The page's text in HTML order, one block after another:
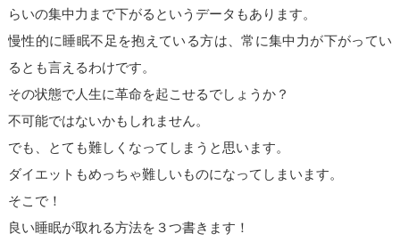
らいの集中力まで下がるというデータもあります。
慢性的に睡眠不足を抱えている方は、常に集中力が下がってい
るとも言えるわけです。
その状態で人生に革命を起こせるでしょうか？
不可能ではないかもしれません。
でも、とても難しくなってしまうと思います。
ダイエットもめっちゃ難しいものになってしまいます。
そこで！
良い睡眠が取れる方法を３つ書きます！